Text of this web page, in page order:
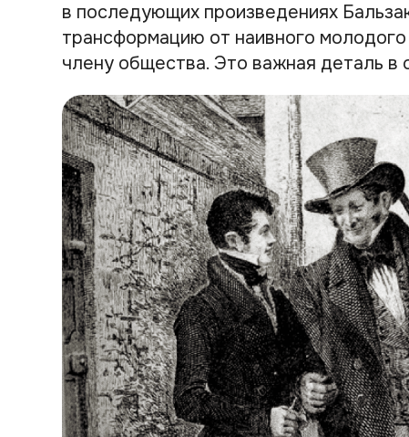
в последующих произведениях
трансформацию от наивного
члену общества. Это важная деталь в